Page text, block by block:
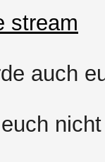
stream
auch